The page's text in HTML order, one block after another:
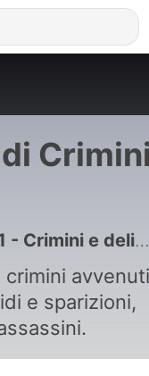
e delitti: Marina di Modica. Parte 1
crimini